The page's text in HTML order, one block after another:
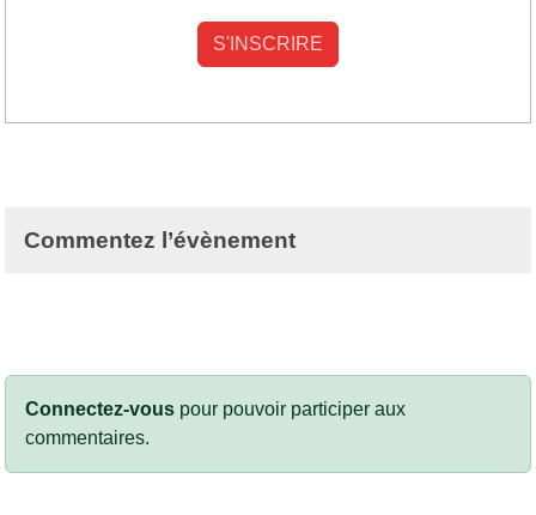
Commentez l’évènement
Connectez-vous pour pouvoir participer aux
commentaires.